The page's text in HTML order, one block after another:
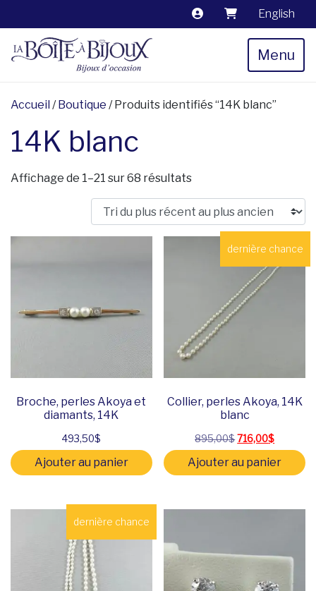
English
Menu
Accueil /Boutique / Produits identifiés “14K blanc”
14K blanc
Affichage de 1–21 sur 68 résultatsTrié du plus récent au
Broche, perles Akoya et
diamants, 14K
493,50$
Ajouter au panier
dernière chance
Collier, perles Akoya, 14K
blanc
895,00$Le prix initial
716,00$Le prix
Ajouter au panier
dernière chance